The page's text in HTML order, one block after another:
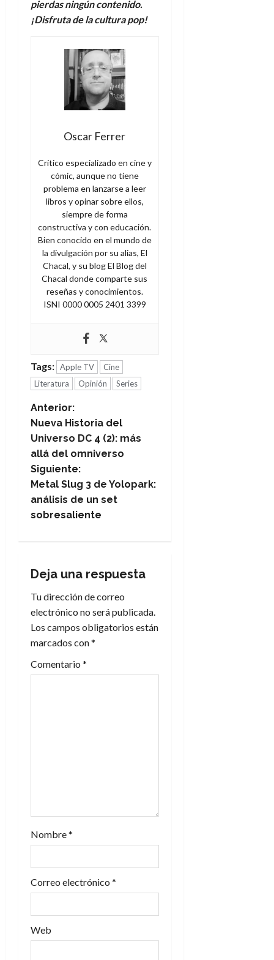
pierdas ningún contenido.
¡Disfruta de la cultura pop!
Oscar Ferrer
Crítico especializado en cine y
cómic, aunque no tiene
problema en lanzarse a leer
libros y opinar sobre ellos,
siempre de forma
constructiva y con educación.
Bien conocido en el mundo de
la divulgación por su alias, El
Chacal, y su blog El Blog del
Chacal donde comparte sus
reseñas y conocimientos.
ISNI 0000 0005 2401 3399
Tags: Apple TV
Cine
Literatura
Opinión Series
N
a
v
e
g
c
i
ó
n
d
a
d
a
Anterior:
Nueva Historia del
Universo DC 4 (2): más
allá del omniverso
Siguiente:
Metal Slug 3 de Yolopark:
análisis de un set
sobresaliente
Deja una respuesta
Tu dirección de correo
electrónico no será publicada.
Los campos obligatorios están
marcados con*
Comentario *
Nombre*
Correo electrónico *
Web